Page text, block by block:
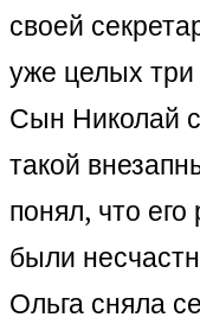
своей
уже целых три
Сын Николай
такой
понял, что
были
Ольга сняла